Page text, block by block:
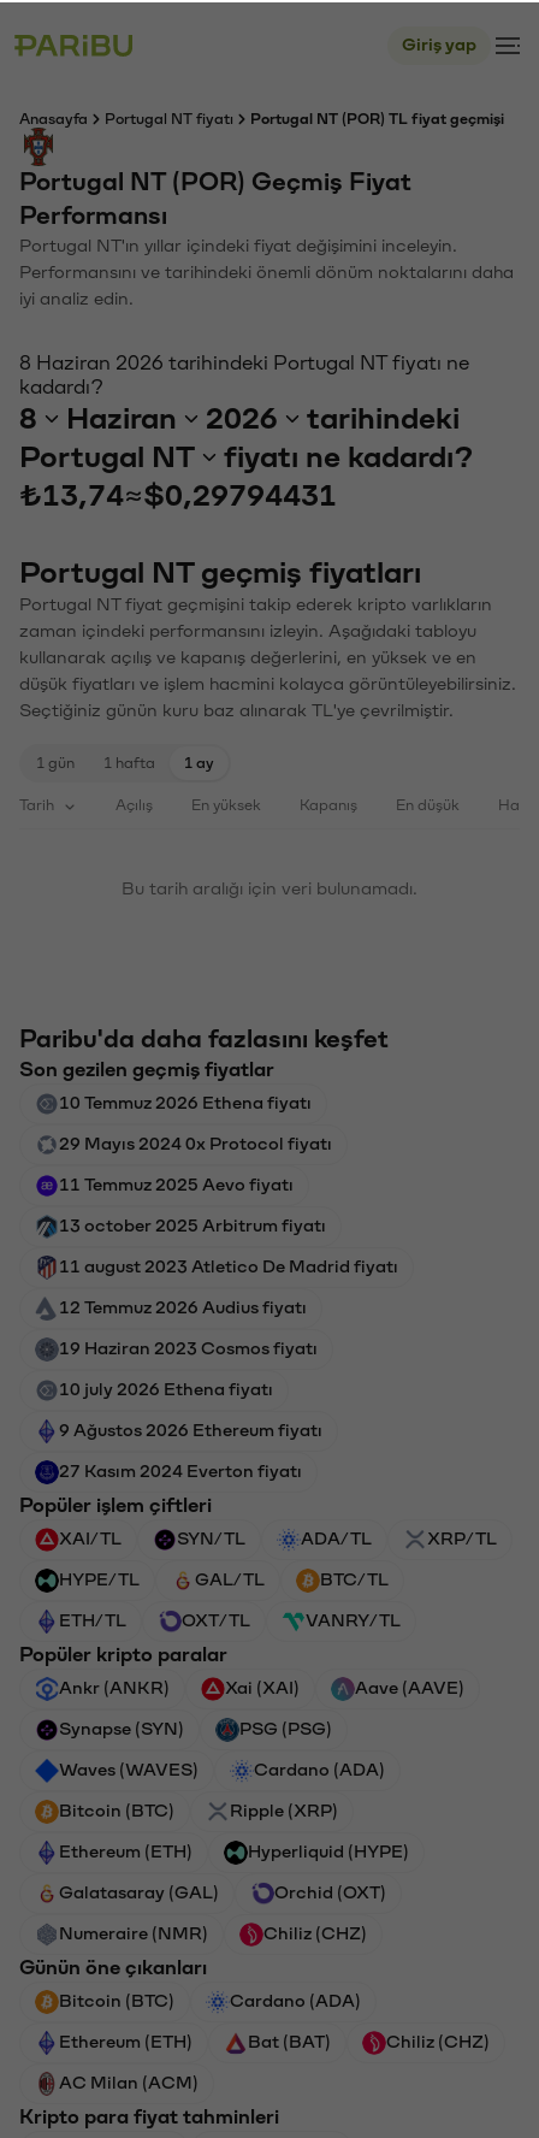
Giriş yap
Anasayfa Portugal NT fiyatı Portugal NT (POR) TL fiyat geçmişi
Portugal NT (POR) Geçmiş Fiyat
Performansı
Portugal NT'ın yıllar içindeki fiyat değişimini inceleyin.
Performansını ve tarihindeki önemli dönüm noktalarını daha
iyi analiz edin.
8 Haziran 2026 tarihindeki Portugal NT fiyatı ne
kadardı?
8 Haziran 2026
tarihindeki
Portugal NT
fiyatı ne kadardı?
₺13,74≈$0,29794431
Portugal NT geçmiş fiyatları
Portugal NT fiyat geçmişini takip ederek kripto varlıkların
zaman içindeki performansını izleyin. Aşağıdaki tabloyu
kullanarak açılış ve kapanış değerlerini, en yüksek ve en
düşük fiyatları ve işlem hacmini kolayca görüntüleyebilirsiniz.
Seçtiğiniz günün kuru baz alınarak TL'ye çevrilmiştir.
1 gün 1 hafta 1 ay
Tarih Açılış En yüksek Kapanış En düşük
Bu tarih aralığı için veri bulunamadı.
Paribu'da daha fazlasını keşfet
Son gezilen geçmiş fiyatlar
10 Temmuz 2026 Ethena fiyatı
29 Mayıs 2024 0x Protocol fiyatı
11 Temmuz 2025 Aevo fiyatı
13 october 2025 Arbitrum fiyatı
11 august 2023 Atletico De Madrid fiyatı
12 Temmuz 2026 Audius fiyatı
19 Haziran 2023 Cosmos fiyatı
10 july 2026 Ethena fiyatı
9 Ağustos 2026 Ethereum fiyatı
27 Kasım 2024 Everton fiyatı
Popüler işlem çiftleri
XAI/TL SYN/TL ADA/TL XRP/TL
HYPE/TL GAL/TL BTC/TL
ETH/TL OXT/TL VANRY/TL
Popüler kripto paralar
Ankr (ANKR) Xai (XAI) Aave (AAVE)
Synapse (SYN) PSG (PSG)
Waves (WAVES) Cardano (ADA)
Bitcoin (BTC) Ripple (XRP)
Ethereum (ETH) Hyperliquid (HYPE)
Galatasaray (GAL) Orchid (OXT)
Numeraire (NMR) Chiliz (CHZ)
Günün öne çıkanları
Bitcoin (BTC) Cardano (ADA)
Ethereum (ETH) Bat (BAT) Chiliz (CHZ)
AC Milan (ACM)
Kripto para fiyat tahminleri